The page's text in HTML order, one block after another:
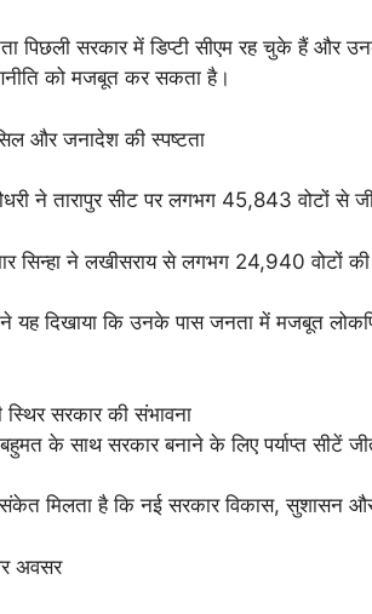
पिछली सरकार में डिप्टी सीएम रह चुके हैं और
को मजबूत कर सकता है।
और जनादेश की स्पष्टता
ने तारापुर सीट पर लगभग 45,843 वोटों से
सिन्हा ने लखीसराय से लगभग 24,940 वोटों
यह दिखाया कि उनके पास जनता में मजबूत
स्थिर सरकार की संभावना
के साथ सरकार बनाने के लिए पर्याप्त सीटें
मिलता है कि नई सरकार विकास, सुशासन
अवसर